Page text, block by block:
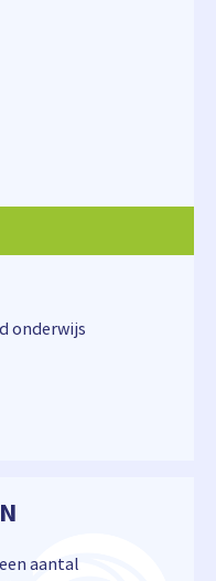
onderwijs
aantal